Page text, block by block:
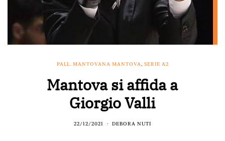
PALL. MANTOVANA MANTOVA, SERIE A2
Mantova si affida a
Giorgio Valli
22/12/2021 DEBORA NUTI